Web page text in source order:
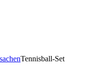
Tennisball-Set